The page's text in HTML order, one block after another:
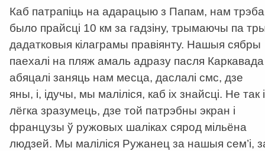
Каб патрапіць на адарацыю з Папам, нам трэба
было прайсці 10 км за гадзіну, трымаючы па
дадатковыя кілаграмы правіянту. Нашыя сябры
паехалі на пляж амаль адразу пасля Каркавада
абяцалі заняць нам месца, даслалі смс, дзе
яны, і, ідучы, мы маліліся, каб іх знайсці. Не так і
лёгка зразумець, дзе той патрэбны экран і
французы ў ружовых шаліках сярод мільёна
людзей. Мы маліліся Ружанец за нашыя сем’і,